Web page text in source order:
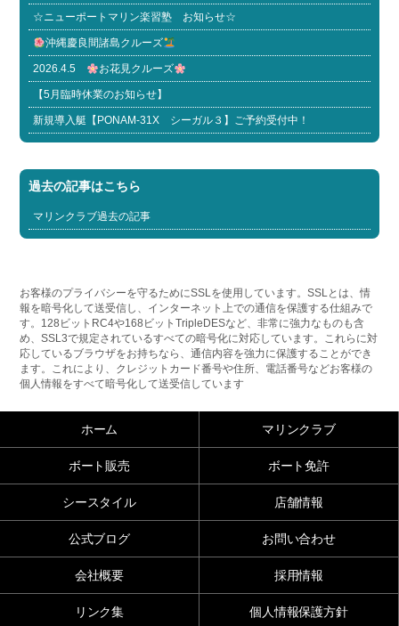
☆ニューポートマリン楽習塾 お知らせ☆
沖縄慶良間諸島クルーズ
2026.4.5 お花見クルーズ
【5月臨時休業のお知らせ】
新規導入艇【PONAM-31X シーガル３】ご予約受付中！
過去の記事はこちら
マリンクラブ過去の記事
お客様のプライバシーを守るためにSSLを使用しています。SSLとは、情
報を暗号化して送受信し、インターネット上での通信を保護する仕組みで
す。128ビットRC4や168ビットTripleDESなど、非常に強力なものも含
め、SSL3で規定されているすべての暗号化に対応しています。これらに対
応しているブラウザをお持ちなら、通信内容を強力に保護することができ
ます。これにより、クレジットカード番号や住所、電話番号などお客様の
個人情報をすべて暗号化して送受信しています
ホーム マリンクラブ
ボート販売 ボート免許
シースタイル 店舗情報
公式ブログ お問い合わせ
会社概要 採用情報
リンク集 個人情報保護方針